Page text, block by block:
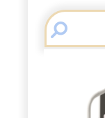
انتخاب زبان